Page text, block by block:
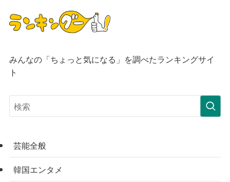
みんなの「ちょっと気になる」を調べたランキングサイ
ト
芸能全般
韓国エンタメ